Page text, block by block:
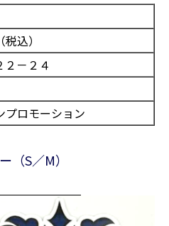
込）
－２４
プロモーション
（S／M）